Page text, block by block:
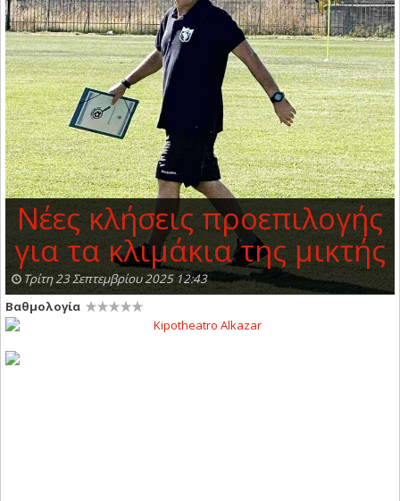
Νέες κλήσεις προεπιλογής
για τα κλιμάκια της μικτής
Τρίτη 23 Σεπτεμβρίου 2025 12:43
Βαθμολογία